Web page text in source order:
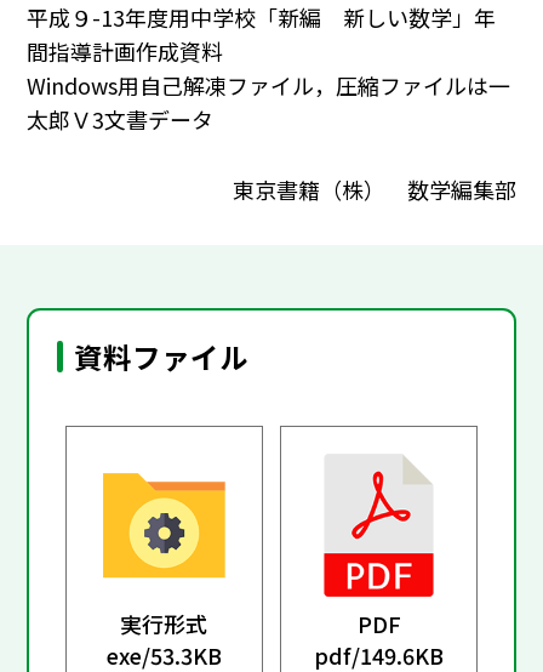
平成９-13年度用中学校「新編 新しい数学」年
間指導計画作成資料
Windows用自己解凍ファイル，圧縮ファイルは一
太郎Ｖ3文書データ
東京書籍（株） 数学編集部
資料ファイル
実行形式
exe/53.3KB
PDF
pdf/149.6KB